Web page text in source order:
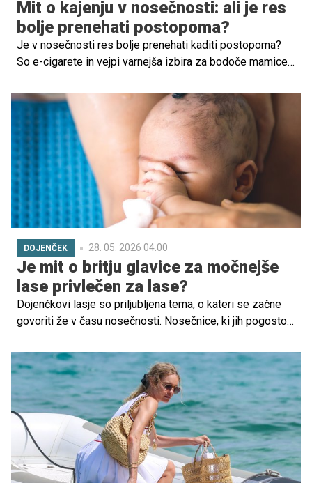
Mit o kajenju v nosečnosti: ali je res
bolje prenehati postopoma?
Je v nosečnosti res bolje prenehati kaditi postopoma?
So e-cigarete in vejpi varnejša izbira za bodoče mamice?
tobačni dim lahko resno vplivata na razvoj otroka in da
zmote o "varnejšem kajenju" ne držijo.
DOJENČEK 28. 05. 2026 04.00
Je mit o britju glavice za močnejše
lase privlečen za lase?
Dojenčkovi lasje so priljubljena tema, o kateri se začne
govoriti že v času nosečnosti. Nosečnice, ki jih pogosto
težave, ker se bo njihov novorojenček rodil z veliko lasmi.
Nekateri so prepričani, da bodo lasje močnejši, če
dojenčka pobrijemo, drugi, da bo imel močnejše lase, če
mu čim pozneje zrastejo. Medtem tretji verjamejo, da
otrok ne bi smeli striči pred prvim letom starosti, da jim
ne bi odstrigli delčka sreče. Pa preverimo.